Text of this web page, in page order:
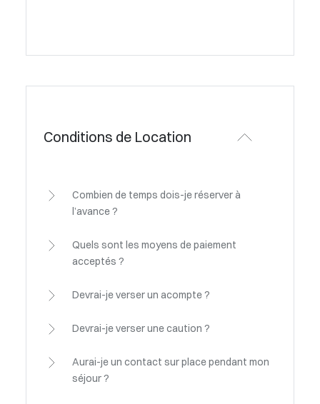
Conditions de Location
Combien de temps dois-je réserver à
l’avance ?
Quels sont les moyens de paiement
acceptés ?
Devrai-je verser un acompte ?
Devrai-je verser une caution ?
Aurai-je un contact sur place pendant mon
séjour ?